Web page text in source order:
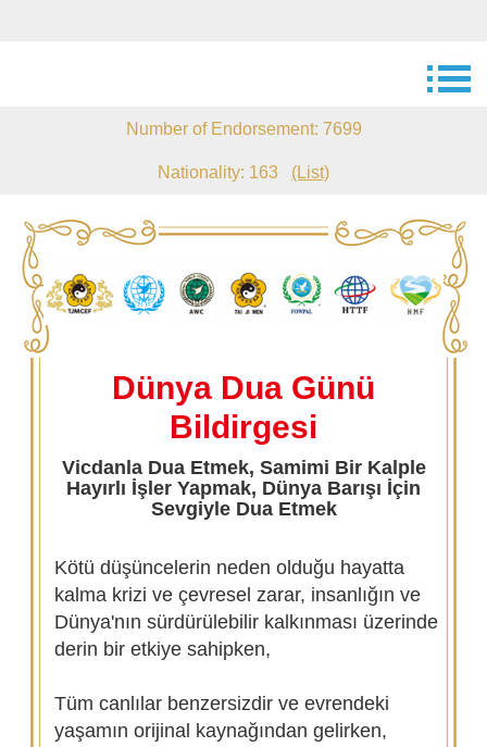
Number of Endorsement: 7699
Nationality: 163 (List)
Dünya Dua Günü
Bildirgesi
Vicdanla Dua Etmek, Samimi Bir Kalple
Hayırlı İşler Yapmak, Dünya Barışı İçin
Sevgiyle Dua Etmek
Kötü düşüncelerin neden olduğu hayatta
kalma krizi ve çevresel zarar, insanlığın ve
Dünya'nın sürdürülebilir kalkınması üzerinde
derin bir etkiye sahipken,
Tüm canlılar benzersizdir ve evrendeki
yaşamın orijinal kaynağından gelirken,